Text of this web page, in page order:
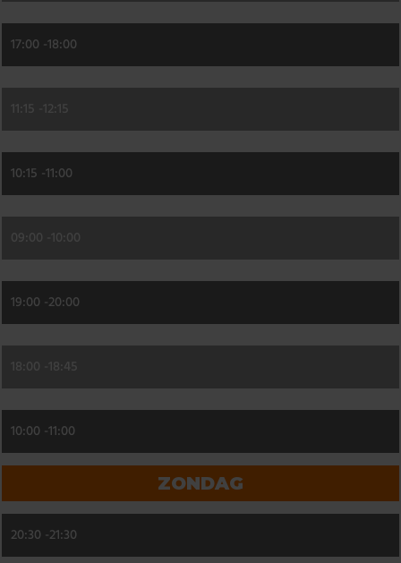
17:00 -18:00
11:15 - 12:15
10:15 -11:00
09:00 - 10:00
19:00 -20:00
18:00 - 18:45
10:00 -11:00
ZONDAG
20:30 -21:30